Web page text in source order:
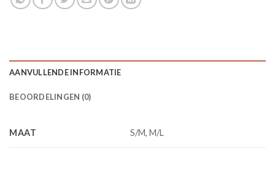
AANVULLENDE INFORMATIE
BEOORDELINGEN (0)
MAAT S/M, M/L